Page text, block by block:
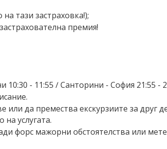
тази застраховка!);
премия!
10:30 - 11:55 ∕ Санторини - София 21:55 -
да премества екскурзиите за друг
на услугата.
форс мажорни обстоятелства или